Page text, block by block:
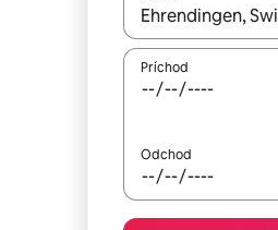
Keď budú
Príchod
Odchod